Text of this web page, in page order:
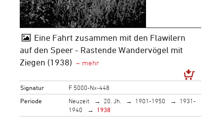
Eine Fahrt zusammen mit den Flawilern
auf den Speer - Rastende Wandervögel mit
Ziegen (1938)
Signatur
F 5000-Nx-448
Periode
Neuzeit 20. Jh. 1901-1950
1931-
1940
1938